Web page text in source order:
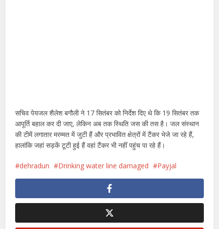
सचिव पेयजल शैलेश बगौली ने 17 सितंबर को निर्देश दिए थे कि 19 सितंबर तक
आपूर्ति बहाल कर दी जाए, लेकिन अब तक स्थिति जस की तस है। जल संस्थान
की टीमें लगातार मरम्मत में जुटी हैं और प्रभावित क्षेत्रों में टैंकर भेजे जा रहे हैं,
हालांकि जहां सड़कें टूटी हुई हैं वहां टैंकर भी नहीं पहुंच पा रहे हैं।
dehradun Drinking water line damaged Payjal